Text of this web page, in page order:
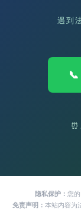
遇到
⏰
隐私保护： 您
免责声明： 本站内容为